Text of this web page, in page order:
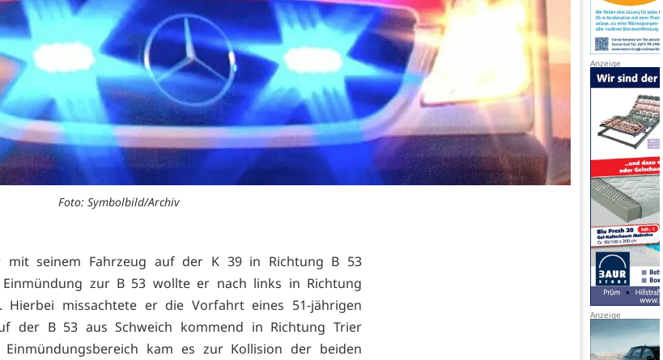
Foto: Symbolbild/Archiv
mit seinem Fahrzeug auf der K 39 in Richtung B 53
zur B 53 wollte er nach links in Richtung
Hierbei missachtete er die Vorfahrt eines 51-jährigen
der B 53 aus Schweich kommend in Richtung Trier
kam es zur Kollision der beiden